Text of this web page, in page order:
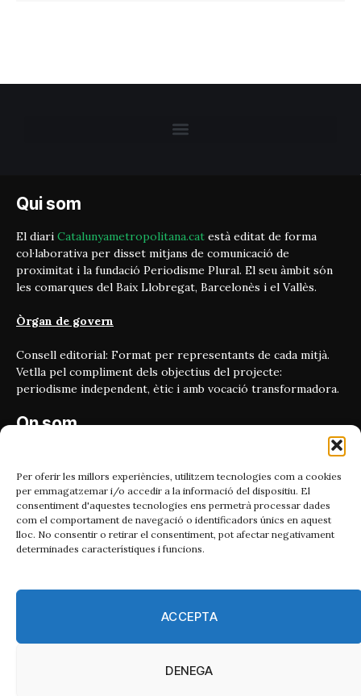
Per oferir les millors experiències, utilitzem tecnologies com a cookies
per emmagatzemar i/o accedir a la informació del dispositiu. El
consentiment d'aquestes tecnologies ens permetrà processar dades
com el comportament de navegació o identificadors únics en aquest
lloc. No consentir o retirar el consentiment, pot afectar negativament
determinades característiques i funcions.
ACCEPTA
DENEGA
Qui som
El diari Catalunyametropolitana.cat està editat de forma
col·laborativa per disset mitjans de comunicació de
proximitat i la fundació Periodisme Plural. El seu àmbit són
les comarques del Baix Llobregat, Barcelonès i el Vallès.
Òrgan de govern
Consell editorial: Format per representants de cada mitjà.
Vetlla pel compliment dels objectius del projecte:
periodisme independent, ètic i amb vocació transformadora.
On som
08010, Barcelona
Contacta'ns
Email:
catmet@periodismeplural.cat
Telèfon: